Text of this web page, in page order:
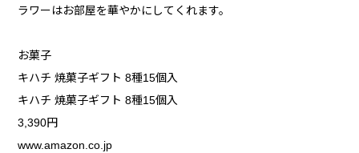
ラワーはお部屋を華やかにしてくれます。
お菓子
キハチ 焼菓子ギフト 8種15個入
キハチ 焼菓子ギフト 8種15個入
3,390円
www.amazon.co.jp